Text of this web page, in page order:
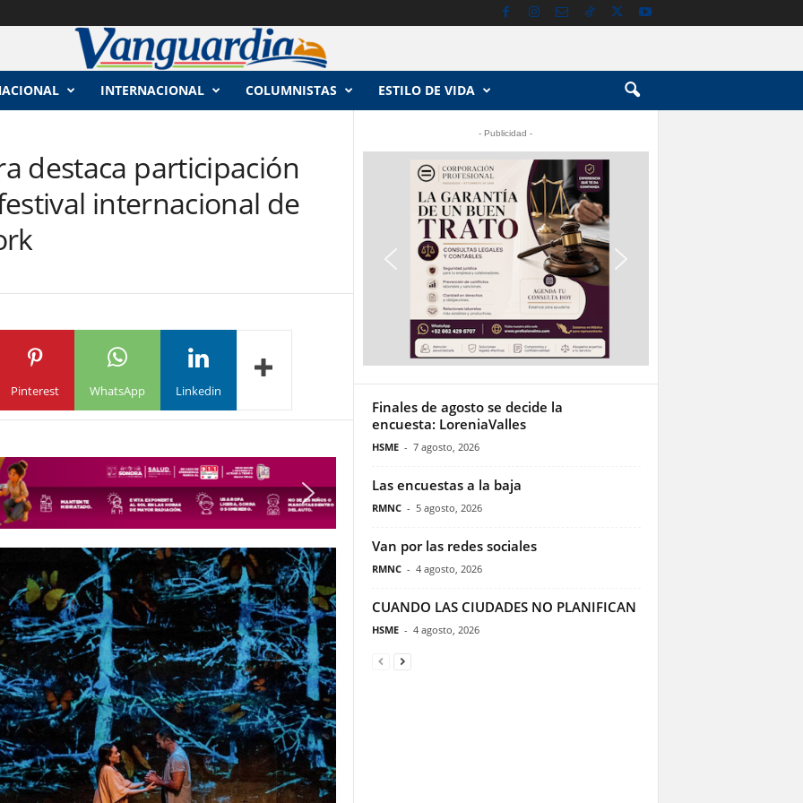
INTERNACIONAL COLUMNISTAS ESTILO DE VIDA
destaca participación
internacional de
Pinterest WhatsApp Linkedin
- Publicidad -
Finales de agosto se decide la
encuesta: LoreniaValles
HSME - 7 agosto, 2026
Las encuestas a la baja
RMNC - 5 agosto, 2026
Van por las redes sociales
RMNC - 4 agosto, 2026
CUANDO LAS CIUDADES NO PLANIFICAN
HSME - 4 agosto, 2026